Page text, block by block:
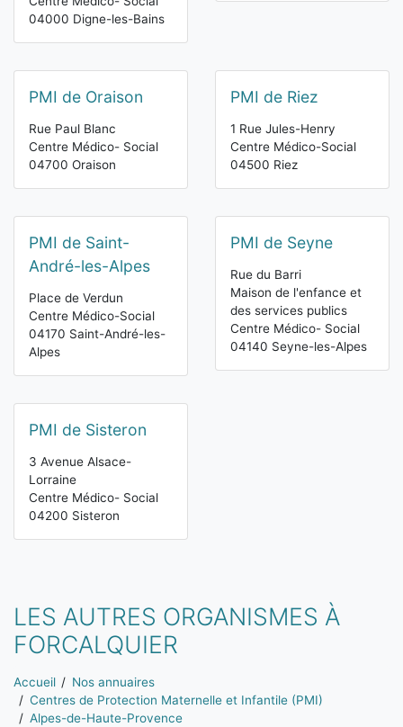
04000 Digne-les-Bains
PMI de Oraison
Rue Paul Blanc
Centre Médico- Social
04700 Oraison
PMI de Riez
1 Rue Jules-Henry
Centre Médico-Social
04500 Riez
PMI de Saint-
André-les-Alpes
Place de Verdun
Centre Médico-Social
04170 Saint-André-les-
Alpes
PMI de Seyne
Rue du Barri
Maison de l'enfance et
des services publics
Centre Médico- Social
04140 Seyne-les-Alpes
PMI de Sisteron
3 Avenue Alsace-
Lorraine
Centre Médico- Social
04200 Sisteron
LES AUTRES ORGANISMES À
FORCALQUIER
Vous êtes ici:
Accueil
Nos annuaires
Centres de Protection Maternelle et Infantile (PMI)
Alpes-de-Haute-Provence